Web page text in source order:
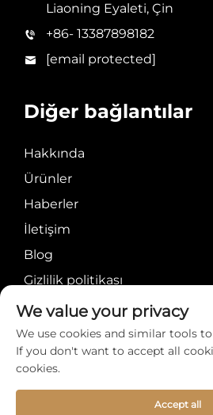
Liaoning Eyaleti, Çin
+86- 13387898182
[email protected]
Diğer bağlantılar
Hakkında
Ürünler
Haberler
İletişim
Blog
Gizlilik politikası
Telif Hakkı © Meiyi
International Group
We value your privacy
We use cookies and similar tools
If you don't want to accept all
cookies.
Accept all